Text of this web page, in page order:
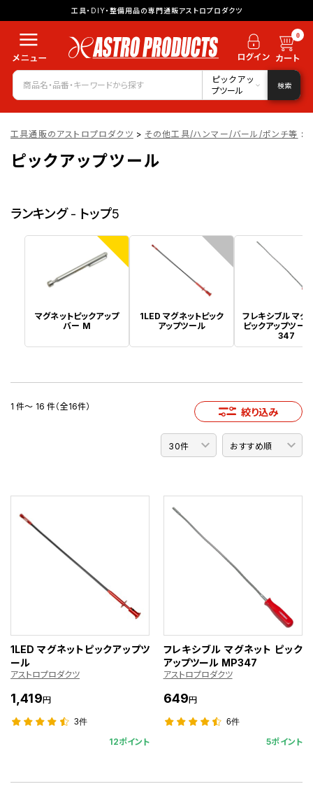
工具・DIY・整備用品の専門通販アストロプロダクツ
0
ピックアッ
プツール
検索
工具通販のアストロプロダクツ > その他工具/ハンマー/バール/ポンチ等 >
ピックアップツール
ランキング - トップ5
1
マグネットピックアップ
バー M
2
1LED マグネットピック
アップツール
フレキシブル マグ
ピックアップツー
347
1 件～ 16 件（全16件） 絞り込み
1LED マグネットピックアップツ
ール
アストロプロダクツ
1,419円
3件
12ポイント
フレキシブル マグネット ピック
アップツール MP347
アストロプロダクツ
649円
6件
5ポイント